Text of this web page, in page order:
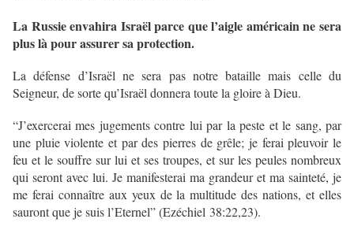
La Russie envahira Israël parce que l’aigle américain ne sera
plus là pour assurer sa protection.
La défense d’Israël ne sera pas notre bataille mais celle du
Seigneur, de sorte qu’Israël donnera toute la gloire à Dieu.
“J’exercerai mes jugements contre lui par la peste et le sang, par
une pluie violente et par des pierres de grêle; je ferai pleuvoir le
feu et le souffre sur lui et ses troupes, et sur les peules nombreux
qui seront avec lui. Je manifesterai ma grandeur et ma sainteté, je
me ferai connaître aux yeux de la multitude des nations, et elles
sauront que je suis l’Eternel” (Ezéchiel 38:22,23).